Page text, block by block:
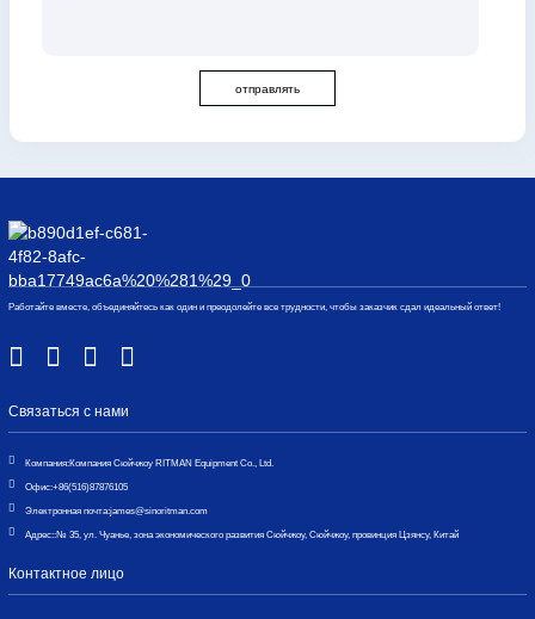
отправлять
Работайте вместе, объединяйтесь как один и преодолейте все трудности, чтобы заказчик сдал идеальный ответ!
Связаться с нами
Компания:Компания Сюйчжоу RITMAN Equipment Co., Ltd.
Офис:+86(516)87876105
Электронная почта:james@sinoritman.com
Адрес::№ 35, ул. Чуанье, зона экономического развития Сюйчжоу, Сюйчжоу, провинция Цзянсу, Китай
Контактное лицо